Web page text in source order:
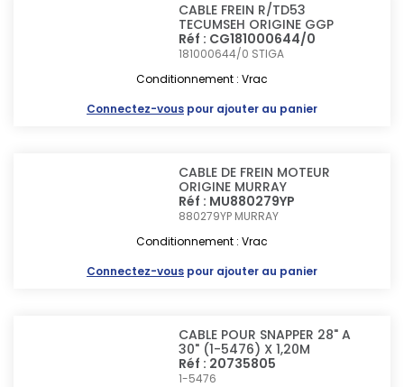
CABLE FREIN R/TD53
TECUMSEH ORIGINE GGP
Réf : CG181000644/0
181000644/0 STIGA
Conditionnement : Vrac
Connectez-vous pour ajouter au panier
CABLE DE FREIN MOTEUR
ORIGINE MURRAY
Réf : MU880279YP
880279YP MURRAY
Conditionnement : Vrac
Connectez-vous pour ajouter au panier
CABLE POUR SNAPPER 28" A
30" (1-5476) X 1,20M
Réf : 20735805
1-5476